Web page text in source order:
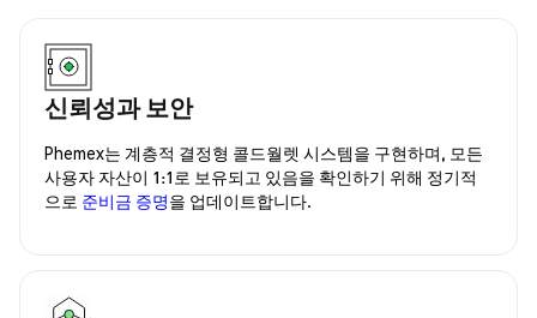
신뢰성과 보안
Phemex는 계층적 결정형 콜드월렛 시스템을 구현하며, 모든
사용자 자산이 1:1로 보유되고 있음을 확인하기 위해 정기적
으로 준비금 증명을 업데이트합니다.